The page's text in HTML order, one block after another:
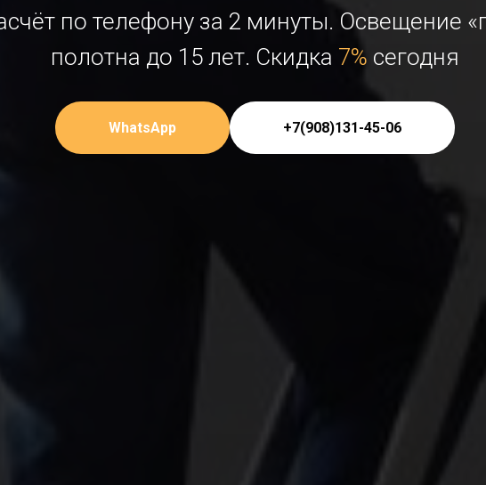
по телефону за 2 минуты. Освещение
полотна до 15 лет. Скидка 7% сегодня
WhatsApp +7(908)131-45-06